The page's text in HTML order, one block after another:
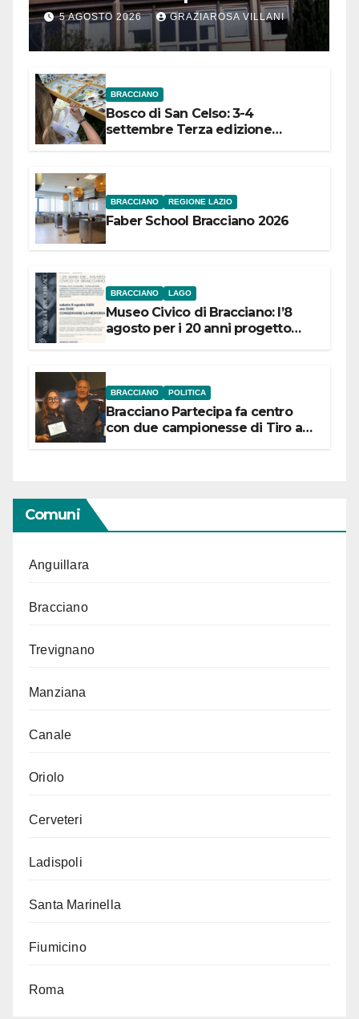
Comuni dell’Etruria
Meridionale
5 AGOSTO 2026 GRAZIAROSA VILLANI
BRACCIANO
Bosco di San Celso: 3-4
settembre Terza edizione
BRACCIANO REGIONE LAZIO
Faber School Bracciano 2026
BRACCIANO LAGO
Museo Civico di Bracciano: l’8
agosto per i 20 anni progetto
BRACCIANO POLITICA
Bracciano Partecipa fa centro
con due campionesse di Tiro a
Comuni
Anguillara
Bracciano
Trevignano
Manziana
Canale
Oriolo
Cerveteri
Ladispoli
Santa Marinella
Fiumicino
Roma